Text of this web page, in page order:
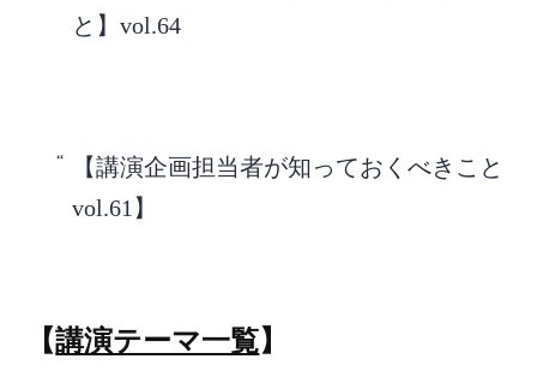
と】vol.64
【講演企画担当者が知っておくべきこと
vol.61】
【講演テーマ一覧】